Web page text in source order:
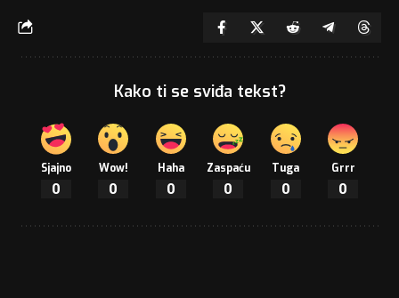
Kako ti se sviđa tekst?
Sjajno
0
Wow!
0
Haha
0
Zaspaću
0
Tuga
0
Grrr
0